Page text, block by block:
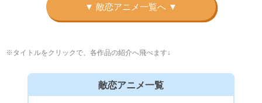
※タイトルをクリックで、各作品の紹介へ飛べます↓
敵恋アニメ一覧